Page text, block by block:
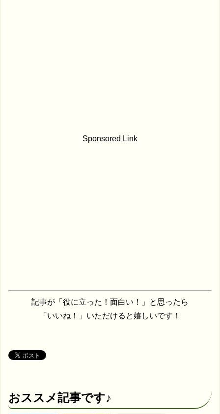
Sponsored Link
記事が「役に立った！面白い！」と思ったら
「いいね！」いただけると嬉しいです！
おススメ記事です♪